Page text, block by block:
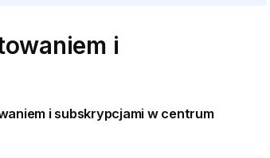
i
i subskrypcjami w centrum